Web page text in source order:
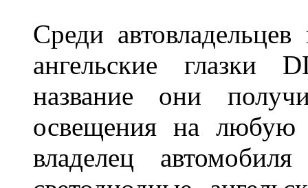
Среди
ангельские глазки
название они
освещения на любую
владелец